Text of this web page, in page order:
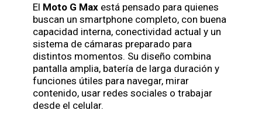
El Moto G Max está pensado para quienes
buscan un smartphone completo, con buena
capacidad interna, conectividad actual y un
sistema de cámaras preparado para
distintos momentos. Su diseño combina
pantalla amplia, batería de larga duración y
funciones útiles para navegar, mirar
contenido, usar redes sociales o trabajar
desde el celular.